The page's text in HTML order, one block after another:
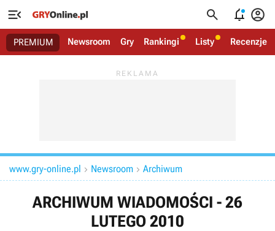
   
PREMIUM Newsroom Gry Rankingi Listy Recenzje
www.gry-online.pl  Newsroom  Archiwum
ARCHIWUM WIADOMOŚCI - 26
LUTEGO 2010